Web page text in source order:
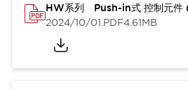
HW系列 Push-in式 控制元件
2024/10/01.PDF4.61MB